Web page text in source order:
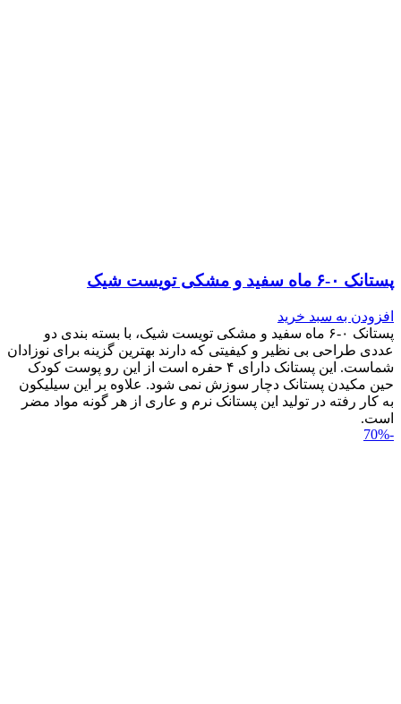
پستانک ۰-۶ ماه سفید و مشکی تویست شیک
افزودن به سبد خرید
پستانک ۰-۶ ماه سفید و مشکی تویست شیک، با بسته بندی دو
عددی طراحی بی نظیر و کیفیتی که دارند بهترین گزینه برای نوزادان
شماست. این پستانک دارای ۴ حفره است از این رو پوست کودک
حین مکیدن پستانک دچار سوزش نمی شود. علاوه بر این سیلیکون
به کار رفته در تولید این پستانک نرم و عاری از هر گونه مواد مضر
است.
-70%